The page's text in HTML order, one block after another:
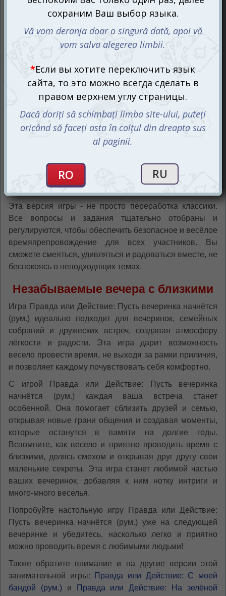
интереснее и доступнее для широкой аудитории.
Вращайте бутылочку и
раскрывайте тайны
вечеринка начнётся (рум.) оживит вашу вечеринку
моментально!
Правила просты и увлекательны: один из игроков
вращает бутылочку в центре круга. Как только
бутылочка остановится, игрок, который её крутил,
вытягивает карту из колоды и задаёт вопрос или
бутылочки. Это идеальный способ узнать больше о
своих друзьях и родных, открыть их сокровенные
тайны и разделить множество забавных моментов.
Эта версия игры - не просто переработка классики.
Все вопросы и задания тщательно отобраны и
регулируются, чтобы обеспечить безопасное и весёлое
времяпрепровождение для всех участников. Вы
сможете смеяться, удивляться и радоваться вместе, не
беспокоясь о неподходящих темах.
Незабываемые вечера с близкими
Игра Правда или Действие: Пусть вечеринка начнётся
(рум.) идеально подходит для вечеринок, семейных
собраний и дружеских встреч, создавая атмосферу
лёгкости и радости. Эта игра дарит возможность
весело провести время, не выходя за рамки приличия,
и позволяет каждому почувствовать себя комфортно.
С игрой Правда или Действие: Пусть вечеринка
начнётся (рум.) каждая ваша встреча станет
особенной. Она помогает сблизить друзей и семью,
открывая новые грани общения и создавая моменты,
которые останутся в памяти на долгие годы.
Вспомните, как весело и приятно проводить время с
близкими, делясь смехом и открывая друг другу свои
маленькие секреты. Эта игра станет любимой частью
ваших вечеринок, добавляя к ним нотку интриги и
много-много веселья.
Попробуйте настольную игру Правда или Действие:
Пусть вечеринка начнётся (рум.) уже на следующей
вечеринке и убедитесь, насколько легко и приятно
можно проводить время с любимыми людьми!
Также обратите внимание и на другие версии этой
занимательной игры:
Правда или Действие: С моей
бандой (рум.)и
Правда или Действие: На зелёной